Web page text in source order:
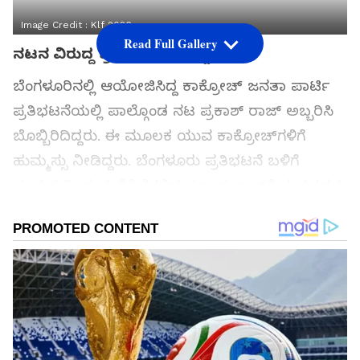
Image Credit : Klf 2026
ನಟನ ವಿರುದ್ದ ಕ್ರಿಮಿನಲ್ ಮೊಕದ್ದಮೆ
ಬೆಂಗಳೂರಿನಲ್ಲಿ ಆಯೋಜಿಸಿದ್ದ ಕಾಕ್ರೋಚ್ ಜನತಾ ಪಾರ್ಟಿ
ಪ್ರತಿಭಟನೆಯಲ್ಲಿ ಪಾಲ್ಗೊಂಡ ನಟ ಪ್ರಕಾಶ್ ರಾಜ್ ಅಬ್ಬರಿಸಿ
ಬೊಬ್ಬಿರಿದಿದ್ದರು. ಈ ಮೂಲಕ ಯುವ ಕಾಕ್ರೋಚ್‌ಗಳಿಗೆ
ಹುಮ್ಮಸ್ಸು ನೀಡಿದ್ದರು. ಬೆಂಗಳೂರು ಪ್ರತಿಭಟನೆ ಬಳಿಗೆ
ವಿರುದ್ಧ ಕ್ರಿಮಿನಲ್ ಮೊಕದ್ದಮೆ ದಾಖಲಾಗಿದೆ.
ಸಮಗ್ರ ಸುದ್ದಿ ಮೂಲವನ್ನಾಗಿ asianet suvarna news ಅನ್ನು
ಆಯ್ಕೆ ಮಾಡಿಕೊಳ್ಳಿ
Read Full Gallery